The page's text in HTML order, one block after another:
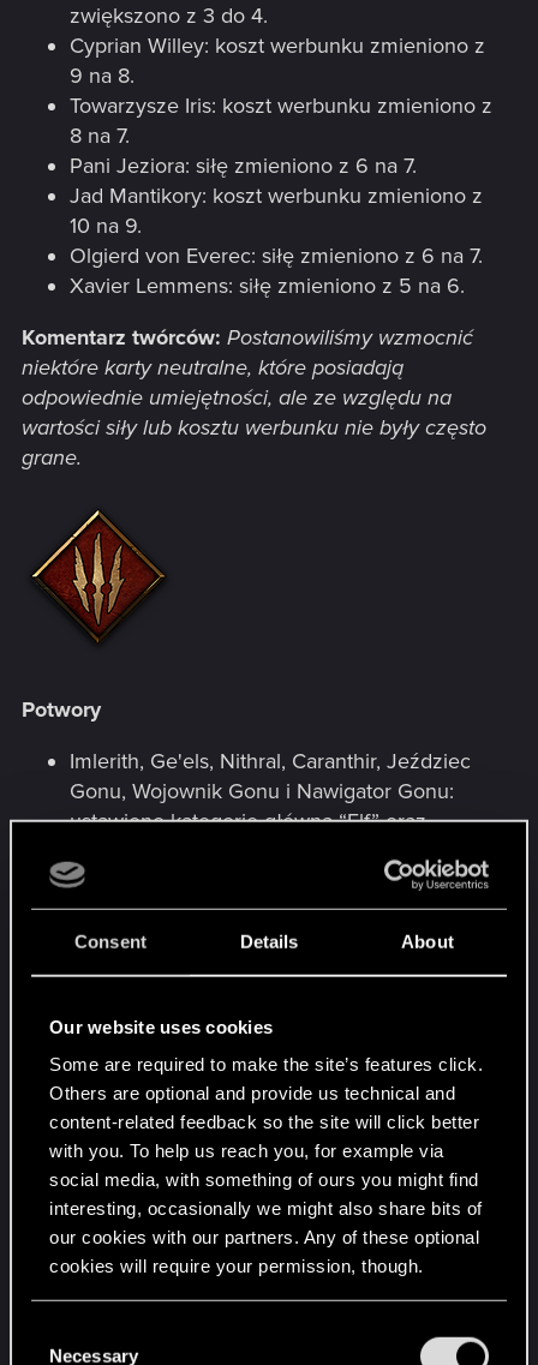
Consent Details About
Our website uses cookies
Some are required to make the site’s features click.
Others are optional and provide us technical and
content-related feedback so the site will click better
with you. To help us reach you, for example via
social media, with something of ours you might find
interesting, occasionally we might also share bits of
our cookies with our partners. Any of these optional
cookies will require your permission, though.
and tweak your preferences regarding them in the
Necessary
zwiększono z 3 do 4.
Cyprian Willey: koszt werbunku zmieniono z
9 na 8.
Towarzysze Iris: koszt werbunku zmieniono z
8 na 7.
Pani Jeziora: siłę zmieniono z 6 na 7.
Jad Mantikory: koszt werbunku zmieniono z
10 na 9.
Olgierd von Everec: siłę zmieniono z 6 na 7.
Xavier Lemmens: siłę zmieniono z 5 na 6.
Komentarz twórców: Postanowiliśmy wzmocnić
niektóre karty neutralne, które posiadają
odpowiednie umiejętności, ale ze względu na
wartości siły lub kosztu werbunku nie były często
grane.
Potwory
Imlerith, Ge'els, Nithral, Caranthir, Jeździec
Gonu, Wojownik Gonu i Nawigator Gonu:
ustawiono kategorię główną “Elf” oraz
Ogar Dzikiego Gonu: ustawiono kategorię
główną “Bestia” oraz kategorię dodatkową
“Dziki Gon”.
kategorią dodatkową. Kategorią główną
jednostek Dzikiego Gonu jest ich rasa.
Wiedzieliście, że większość z nich to elfy?
Krwawa Miazga: ustawiono kategorię
dodatkową “Dziki Gon”.
Naglfar: ustawiono kategorię dodatkową
“Dziki Gon”.
Krwawa Klątwa: Koszt werbunku zmieniono z
9 na 10.Umiejętność zmieniono na “Stwórz